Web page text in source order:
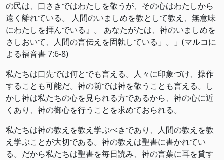
の民は、口さきではわたしを敬うが、その心はわたしから
遠く離れている。 人間のいましめを教として教え、無意味
にわたしを拝んでいる』。 あなたがたは、神のいましめを
さしおいて、人間の言伝えを固執している」。」(マルコに
よる福音書 7:6-8)
私たちは口先では何とでも言える。人々に印象づけ、操作
することも可能だ。神の前では神を敬うことも言える。し
かし神は私たちの心を見られる方であるから、神の心に近
くあり、神の御心を行うことを求めておられる。
私たちは神の教えを教え学ぶべきであり、人間の教えを教
え学ぶことが大切である。神の教えは聖書に書かれてい
る。だから私たちは聖書を毎日読み、神の言葉に耳を貸す